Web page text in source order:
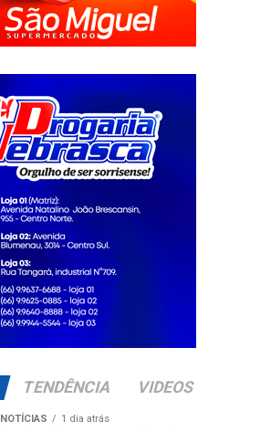
TENDÊNCIA VIDEOS
NOTÍCIAS 1 dia atrás